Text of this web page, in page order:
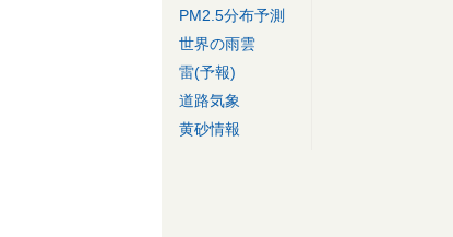
PM2.5分布予測
世界の雨雲
雷(予報)
道路気象
黄砂情報